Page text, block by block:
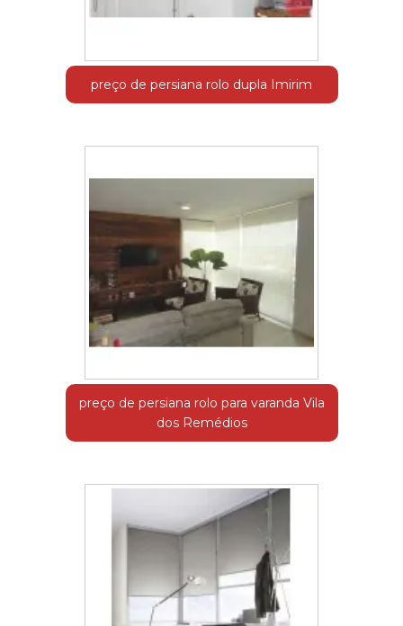
preço de persiana rolo dupla Imirim
preço de persiana rolo para varanda Vila
dos Remédios